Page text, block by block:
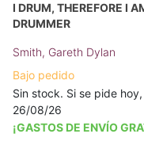
I DRUM, THEREFORE I
DRUMMER
Smith, Gareth Dylan
Bajo pedido
Sin stock. Si se pide
26/08/26
¡GASTOS DE ENVÍO